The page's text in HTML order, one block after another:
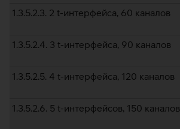
1.3.5.2.3. 2 t-интерфейса, 60 каналов
1.3.5.2.4. 3 t-интерфейса, 90 каналов
1.3.5.2.5. 4 t-интерфейса, 120 каналов
1.3.5.2.6. 5 t-интерфейсов, 150 каналов